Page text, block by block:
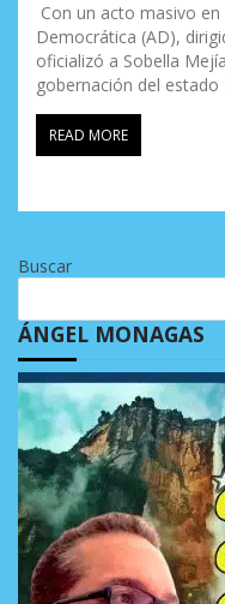
Con un acto masivo
Democrática (AD),
oficializó a Sobella
gobernación del estado
READ MORE
Buscar
ÁNGEL MONAGAS